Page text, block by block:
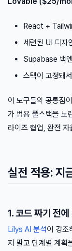
React +
세련된 UI 디자
Supabase 백
스택이 고정돼
이 도구들의 공통점
가 범용 풀스택을 노
라이즈 협업, 완전
실전 적용: 지
1. 코드 짜기 전
Lilys AI 분석이 강조
지 말고 단계별 계획